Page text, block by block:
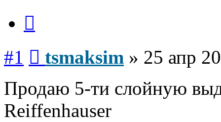
#1 tsmaksim » 25 апр
Продаю 5-ти слойную
Reiffenhauser